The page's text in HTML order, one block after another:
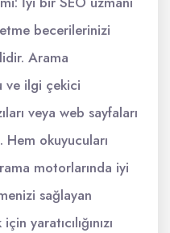
becerilerinizi
Arama
ve ilgi çekici
veya web sayfaları
okuyucuları
motorlarında iyi
sağlayan
yaratıcılığınızı